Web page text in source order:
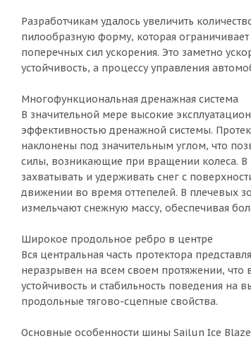
Разработчикам удалось увеличить
пилообразную форму, которая
поперечных сил ускорения. Это заметно
устойчивость, а процессу управления
Многофункциональная дренажная система
В значительной мере высокие
эффективностью дренажной системы.
наклонены под значительным углом, что
силы, возникающие при вращении колеса. В
захватывать и удерживать снег с
движении во время оттепелей. В плечевых
измельчают снежную массу, обеспечивая
Широкое продольное ребро в центре
Вся центральная часть протектора
неразрывен на всем своем протяжении,
устойчивость и стабильность поведения
продольные тягово-сцепные свойства.
Основные особенности шины Sailun Ice